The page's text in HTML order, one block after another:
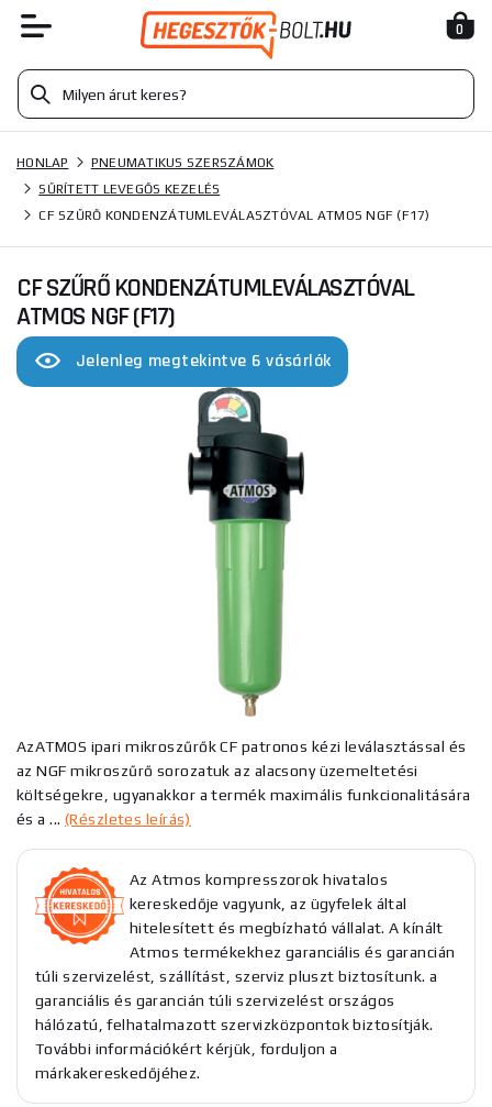
0
HONLAP
PNEUMATIKUS SZERSZÁMOK
SŰRÍTETT LEVEGŐS KEZELÉS
CF SZŰRŐ KONDENZÁTUMLEVÁLASZTÓVAL ATMOS NGF (F17)
CF SZŰRŐ KONDENZÁTUMLEVÁLASZTÓVAL
ATMOS NGF (F17)
Jelenleg megtekintve 6 vásárlók
AzATMOS ipari mikroszűrők CF patronos kézi leválasztással és
az NGF mikroszűrő sorozatuk az alacsony üzemeltetési
költségekre, ugyanakkor a termék maximális funkcionalitására
és a ... (Részletes leírás)
Az Atmos kompresszorok hivatalos
kereskedője vagyunk, az ügyfelek által
hitelesített és megbízható vállalat. A kínált
Atmos termékekhez garanciális és garancián
túli szervizelést, szállítást, szerviz pluszt biztosítunk. a
garanciális és garancián túli szervizelést országos
hálózatú, felhatalmazott szervizközpontok biztosítják.
További információkért kérjük, forduljon a
márkakereskedőjéhez.